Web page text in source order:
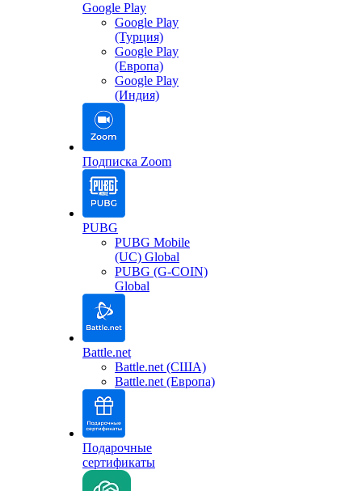
Google Play
Google Play
(Турция)
Google Play
(Европа)
Google Play
(Индия)
Подписка Zoom
PUBG
PUBG Mobile
(UC) Global
PUBG (G-COIN)
Global
Battle.net
Battle.net (США)
Battle.net (Европа)
Подарочные
сертификаты